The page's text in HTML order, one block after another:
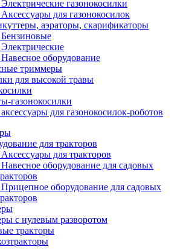
газонокосилки
для газонокосилок
аэраторы, скарификаторы
оборудование
триммеры
для высокой травы
газонокосилки
для газонокосилок-роботов
для тракторов
для тракторов
оборудование для садовых
оборудование для садовых
с нулевым разворотом
тракторы